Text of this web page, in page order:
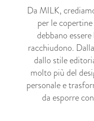
Da MILK,
per le
debbano
racchiudono.
dallo stile
molto più del
personale e
da esporre